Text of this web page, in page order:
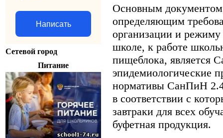
Написать
Сетевой город
Питание
Основным
определяющим
организации и
школе, к работе
пищеблока, является
эпидемиологические
нормативы СанПиН
в соответствии с
завтраки для всех
буфетная продукция.